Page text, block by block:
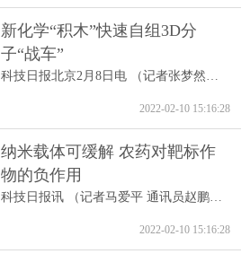
新化学“积木”快速自组3D分
子“战车”
科技日报北京2月8日电 （记者张梦然）据...
2022-02-10 15:16:28
纳米载体可缓解 农药对靶标作
物的负作用
科技日报讯 （记者马爱平 通讯员赵鹏跃...
2022-02-10 15:16:28